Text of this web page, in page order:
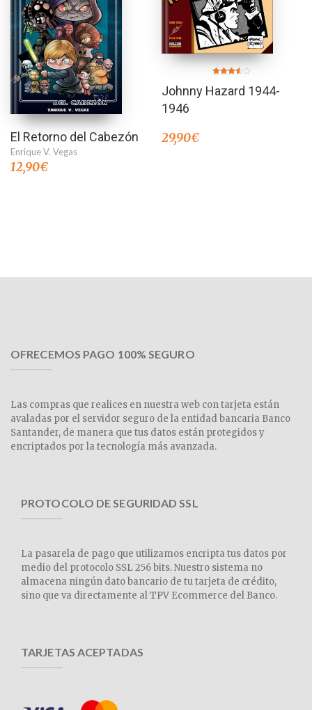
El Retorno del Cabezón
Enrique V. Vegas
12,90€
en
3.50
Johnny Hazard 1944-
1946
29,90€
OFRECEMOS PAGO 100% SEGURO
Las compras que realices en nuestra web con tarjeta están
avaladas por el servidor seguro de la entidad bancaria Banco
Santander, de manera que tus datos están protegidos y
encriptados por la tecnología más avanzada.
PROTOCOLO DE SEGURIDAD SSL
La pasarela de pago que utilizamos encripta tus datos por
medio del protocolo SSL 256 bits. Nuestro sistema no
almacena ningún dato bancario de tu tarjeta de crédito,
sino que va directamente al TPV Ecommerce del Banco.
TARJETAS ACEPTADAS